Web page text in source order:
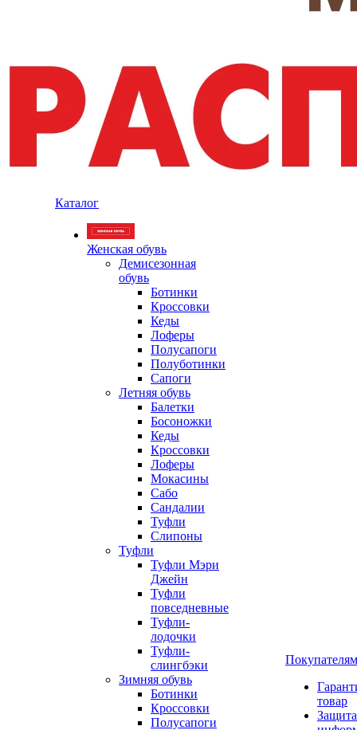
Каталог
Женская обувь
Демисезонная
обувь
Ботинки
Кроссовки
Кеды
Лоферы
Полусапоги
Полуботинки
Сапоги
Летняя обувь
Балетки
Босоножки
Кеды
Кроссовки
Лоферы
Мокасины
Сабо
Сандалии
Туфли
Слипоны
Туфли
Туфли Мэри
Джейн
Туфли
повседневные
Туфли-
лодочки
Туфли-
слингбэки
Зимняя обувь
Ботинки
Кроссовки
Полусапоги
Покупателям
товар
Защита